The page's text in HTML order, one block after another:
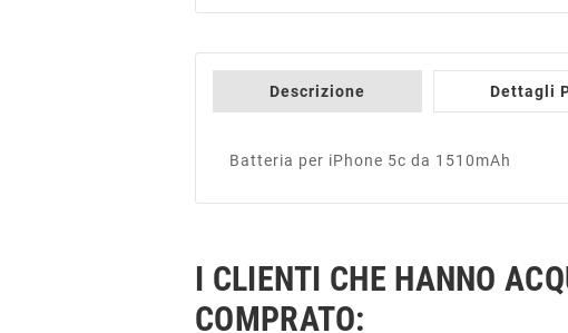
Descrizione Dettagli
Batteria per iPhone 5c da 1510mAh
I CLIENTI CHE HANNO
COMPRATO: